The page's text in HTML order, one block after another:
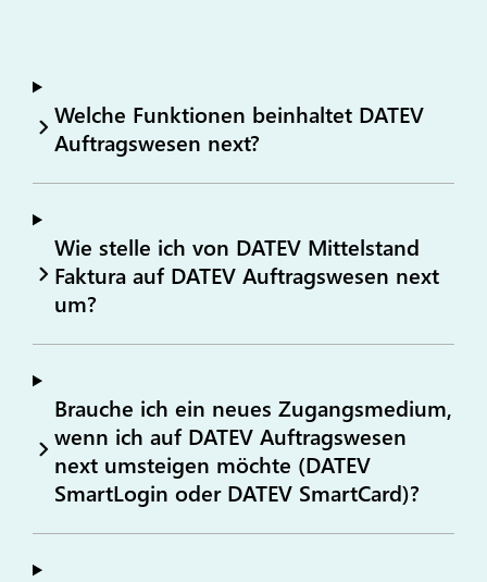
Welche Funktionen beinhaltet DATEV
Auftragswesen next?
Wie stelle ich von DATEV Mittelstand
Faktura auf DATEV Auftragswesen next
um?
Brauche ich ein neues Zugangsmedium,
wenn ich auf DATEV Auftragswesen
next umsteigen möchte (DATEV
SmartLogin oder DATEV SmartCard)?